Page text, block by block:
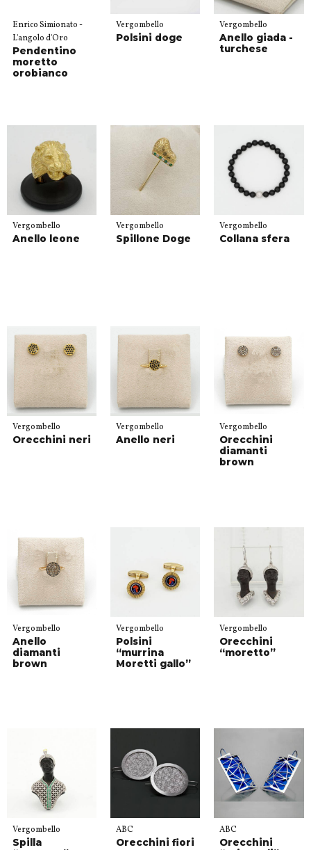
Enrico Simionato -
L'angolo d'Oro
Pendentino
moretto
orobianco
Vergombello
Polsini doge
Vergombello
Anello giada -
turchese
Vergombello
Anello leone
Vergombello
Spillone Doge
Vergombello
Collana sfera
Vergombello
Orecchini neri
Vergombello
Anello neri
Vergombello
Orecchini
diamanti
brown
Vergombello
Anello
diamanti
brown
Vergombello
Polsini
“murrina
Moretti gallo”
Vergombello
Orecchini
“moretto”
Vergombello
Spilla
ABC
Orecchini fiori
ABC
Orecchini